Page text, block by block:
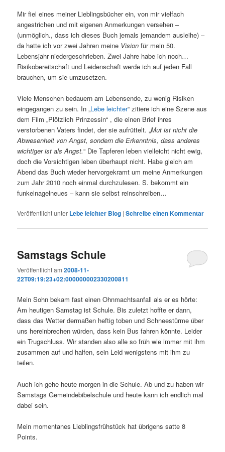
Mir fiel eines meiner Lieblingsbücher ein, von mir vielfach
angestrichen und mit eigenen Anmerkungen versehen –
(unmöglich., dass ich dieses Buch jemals jemandem ausleihe) –
da hatte ich vor zwei Jahren meine Vision für mein 50.
Lebensjahr niedergeschrieben. Zwei Jahre habe ich noch…
Risikobereitschaft und Leidenschaft werde ich auf jeden Fall
brauchen, um sie umzusetzen.
Viele Menschen bedauern am Lebensende, zu wenig Risiken
eingegangen zu sein. In „Lebe leichter“ zitiere ich eine Szene aus
dem Film „Plötzlich Prinzessin“ , die einen Brief ihres
verstorbenen Vaters findet, der sie aufrüttelt. „Mut ist nicht die
Abwesenheit von Angst, sondern die Erkenntnis, dass anderes
wichtiger ist als Angst.“ Die Tapferen leben vielleicht nicht ewig,
doch die Vorsichtigen leben überhaupt nicht. Habe gleich am
Abend das Buch wieder hervorgekramt um meine Anmerkungen
zum Jahr 2010 noch einmal durchzulesen. S. bekommt ein
funkelnagelneues – kann sie selbst reinschreiben…
Veröffentlicht unter Lebe leichter Blog |Schreibe einen Kommentar
Samstags Schule
Veröffentlicht am2008-11-
22T09:19:23+02:000000002330200811
Mein Sohn bekam fast einen Ohnmachtsanfall als er es hörte:
Am heutigen Samstag ist Schule. Bis zuletzt hoffte er dann,
dass das Wetter dermaßen heftig toben und Schneestürme über
uns hereinbrechen würden, dass kein Bus fahren könnte. Leider
ein Trugschluss. Wir standen also alle so früh wie immer mit ihm
zusammen auf und halfen, sein Leid wenigstens mit ihm zu
teilen.
Auch ich gehe heute morgen in die Schule. Ab und zu haben wir
Samstags Gemeindebibelschule und heute kann ich endlich mal
dabei sein.
Mein momentanes Lieblingsfrühstück hat übrigens satte 8
Points.